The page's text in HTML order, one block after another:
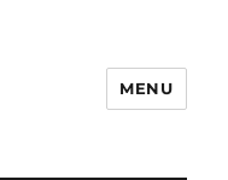
MENU